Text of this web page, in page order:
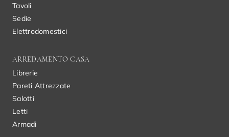
Tavoli
Sedie
Elettrodomestici
ARREDAMENTO CASA
Librerie
Pareti Attrezzate
Salotti
Letti
Armadi